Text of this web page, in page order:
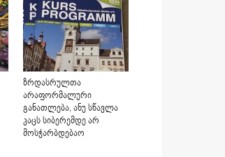
ზრდასრულთა
არაფორმალური
განათლება, ანუ სწავლა
კაცს სიბერემდე არ
მოსჭარბდებაო